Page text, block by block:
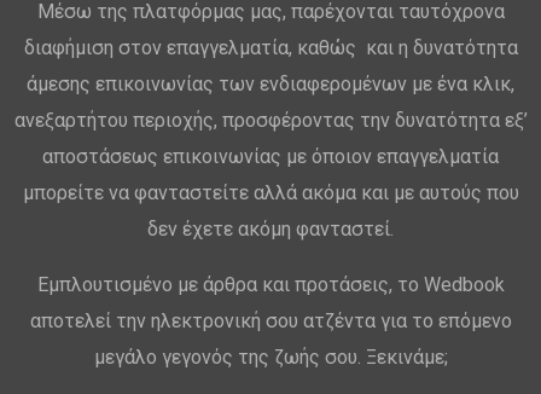
Μέσω της πλατφόρμας μας, παρέχονται ταυτόχρονα
διαφήμιση στον επαγγελματία, καθώς και η δυνατότητα
άμεσης επικοινωνίας των ενδιαφερομένων με ένα κλικ,
ανεξαρτήτου περιοχής, προσφέροντας την δυνατότητα εξ’
αποστάσεως επικοινωνίας με όποιον επαγγελματία
μπορείτε να φανταστείτε αλλά ακόμα και με αυτούς που
δεν έχετε ακόμη φανταστεί.
Εμπλουτισμένο με άρθρα και προτάσεις, το Wedbook
αποτελεί την ηλεκτρονική σου ατζέντα για το επόμενο
μεγάλο γεγονός της ζωής σου. Ξεκινάμε;